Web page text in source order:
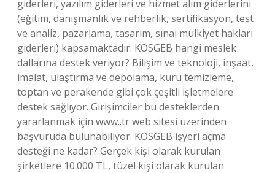
giderleri, yazılım giderleri ve hizmet alım giderlerini
(eğitim, danışmanlık ve rehberlik, sertifikasyon, test
ve analiz, pazarlama, tasarım, sınai mülkiyet hakları
giderleri) kapsamaktadır. KOSGEB hangi meslek
dallarına destek veriyor? Bilişim ve teknoloji, inşaat,
imalat, ulaştırma ve depolama, kuru temizleme,
toptan ve perakende gibi çok çeşitli işletmelere
destek sağlıyor. Girişimciler bu desteklerden
yararlanmak için www..tr web sitesi üzerinden
başvuruda bulunabiliyor. KOSGEB işyeri açma
desteği ne kadar? Gerçek kişi olarak kurulan
şirketlere 10.000 TL, tüzel kişi olarak kurulan